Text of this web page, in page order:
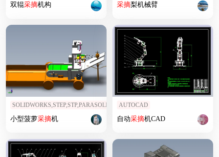
双辊采摘机构 采摘梨机械臂
SOLIDWORKS,STEP,STP,PARASOLID
小型菠萝采摘机
AUTOCAD
自动采摘机CAD